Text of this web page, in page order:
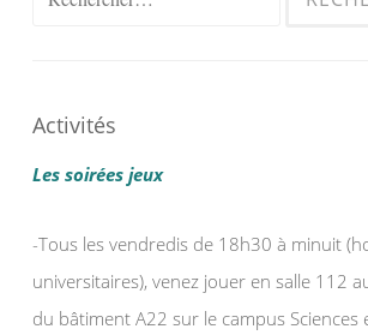
Activités
Les soirées jeux
-Tous les vendredis de 18h30 à minuit
universitaires), venez jouer en salle 112
du bâtiment A22 sur le campus Sciences